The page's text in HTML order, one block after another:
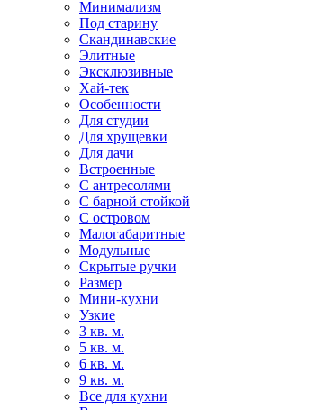
Минимализм
Под старину
Скандинавские
Элитные
Эксклюзивные
Хай-тек
Особенности
Для студии
Для хрущевки
Для дачи
Встроенные
С антресолями
С барной стойкой
С островом
Малогабаритные
Модульные
Скрытые ручки
Размер
Мини-кухни
Узкие
3 кв. м.
5 кв. м.
6 кв. м.
9 кв. м.
Все для кухни